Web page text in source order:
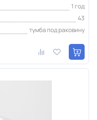
1 год
43
тумба под раковину